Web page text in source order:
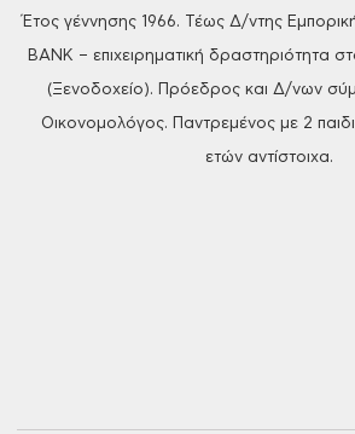
Έτος γέννησης 1966. Τέως Δ/ντης
BANK – επιχειρηματική δραστηριότητα
(Ξενοδοχείο). Πρόεδρος και Δ/νων
Οικονομολόγος. Παντρεμένος με 2
ετών αντίστοιχα.